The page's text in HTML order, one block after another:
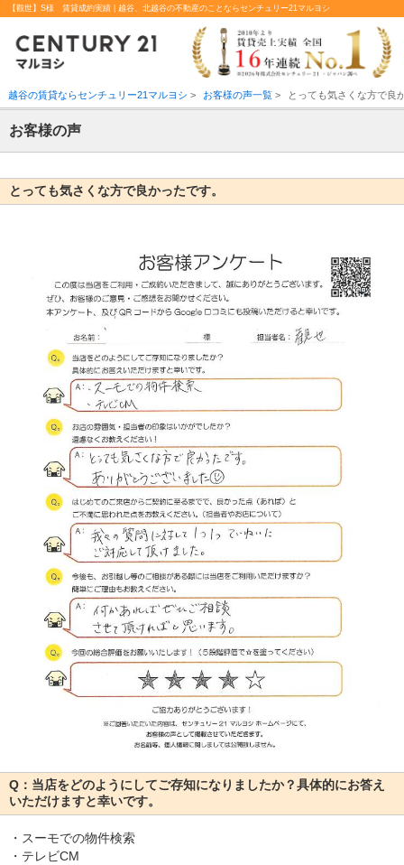
【觀世】S様 賃貸成約実績 | 越谷、北越谷の不動産のことならセンチュリー21マルヨシ
越谷の賃貸ならセンチュリー21マルヨシ > お客様の声一覧> とっても気さくな方で良
お客様の声
とっても気さくな方で良かったです。
Q：当店をどのようにしてご存知になりましたか？具体的にお答え
いただけますと幸いです。
・スーモでの物件検索
・テレビCM